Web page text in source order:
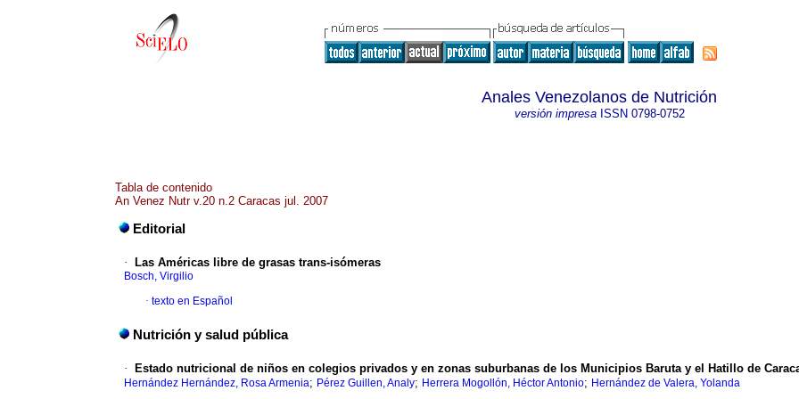
Anales Venezolanos de Nutrición
versión impresaISSN 0798-0752
Tabla de contenido
An Venez Nutr v.20 n.2 Caracas jul. 2007
Editorial
· Las Américas libre de grasas trans-isómeras
Bosch, Virgilio
· texto en Español
Nutrición y salud pública
· Estado nutricional de niños en colegios privados y en zonas suburbanas de los Municipios Baruta y el Hatillo de
Hernández Hernández, Rosa Armenia; Pérez Guillen, Analy; Herrera Mogollón, Héctor Antonio; Hernández de Valera, Yolanda